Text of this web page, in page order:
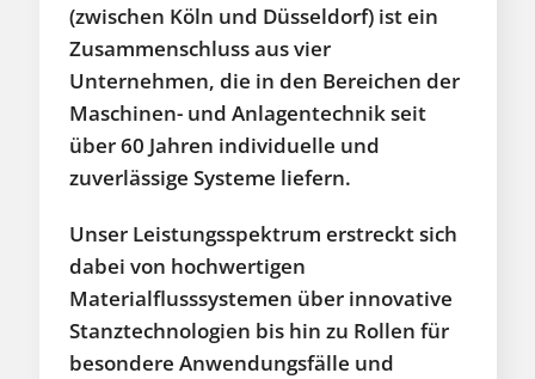
(zwischen Köln und Düsseldorf) ist ein
Zusammenschluss aus vier
Unternehmen, die in den Bereichen der
Maschinen- und Anlagentechnik seit
über 60 Jahren individuelle und
zuverlässige Systeme liefern.
Unser Leistungsspektrum erstreckt sich
dabei von hochwertigen
Materialflusssystemen über innovative
Stanztechnologien bis hin zu Rollen für
besondere Anwendungsfälle und